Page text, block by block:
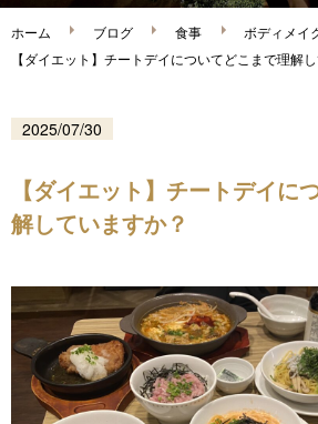
パーソナルジムパー
ボディメイク実績
店舗紹介 / アクセス
よくあるご質問
ホーム ブログ 食事 ボディメイ
【ダイエット】チートデイについてどこまで理解
2025/07/30
【ダイエット】チートデイに
解していますか？